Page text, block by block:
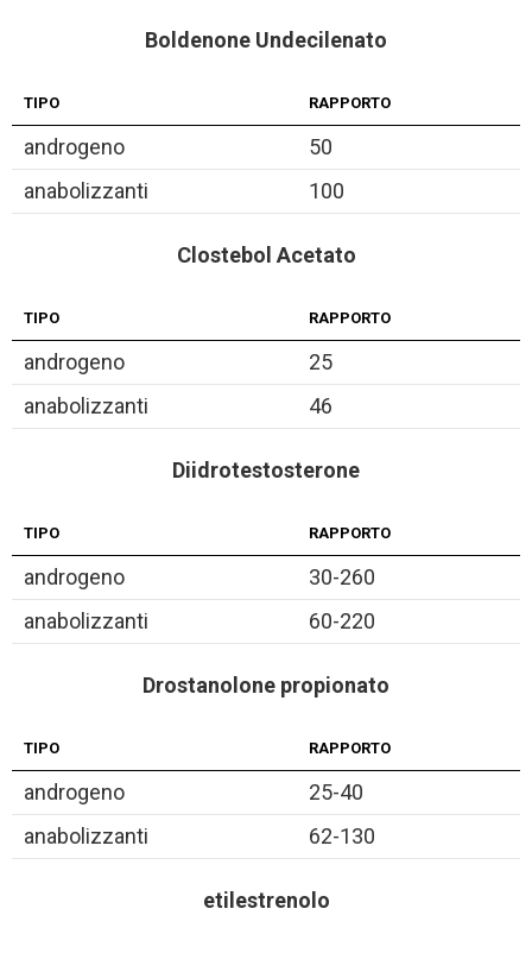
Boldenone Undecilenato
TIPO RAPPORTO
androgeno
50
anabolizzanti
100
Clostebol Acetato
TIPO RAPPORTO
androgeno
25
anabolizzanti
46
Diidrotestosterone
TIPO RAPPORTO
androgeno
30-260
anabolizzanti
60-220
Drostanolone propionato
TIPO RAPPORTO
androgeno
25-40
anabolizzanti
62-130
etilestrenolo